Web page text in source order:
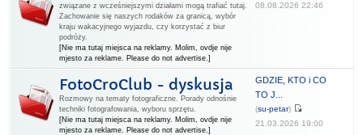
związane z wcześniejszymi działami mogą trafiać tutaj.
Zachowanie się naszych rodaków za granicą, wybór
kraju wakacyjnego wyjazdu, czy korzystać z biur
podróży.
[Nie ma tutaj miejsca na reklamy. Molim, ovdje nije
mjesto za reklame. Please do not advertise.]
08.08.2026 22:46
FotoCroClub - dyskusja
Rozmowy na tematy fotograficzne. Porady odnośnie
techniki fotografowania, wyboru sprzętu.
[Nie ma tutaj miejsca na reklamy. Molim, ovdje nije
mjesto za reklame. Please do not advertise.]
GDZIE, KTO i CO
TO J...
(su-petar)
21.03.2026 19:00